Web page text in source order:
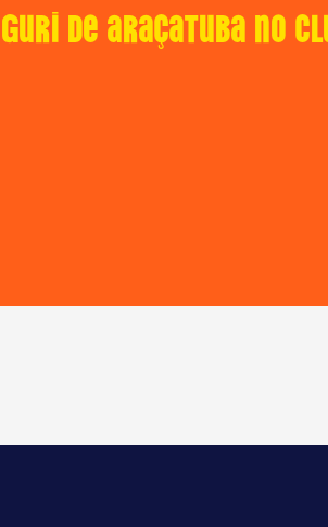
de Araçatuba no